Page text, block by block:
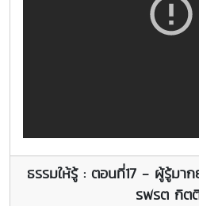
ธรรมให้รู้ : ตอนที่17 - ผู้รู้มา
รพรต กิต